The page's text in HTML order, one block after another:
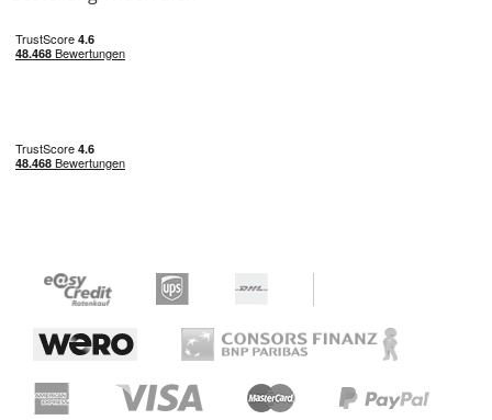
Einen Gurt oder einen Satz Saiten kann man
im Koffer unterbringen. Sonst besser nichts,
weil alles außer dem Bass lose im Koffer
zufrieden. Weil er kleiner ist als ein Standard-
Bass-Koffer, ist er leichter zu handhaben. Mit
Schön ist der kleine Ledergurt mit
Druckknopf, der den Hals in seiner Position
hält. Der Lösungsmittelgeruch ist nicht sooo
schlimm. Diesen Koffer kann man ohne
weiteres kaufen. Wenn man das Geld dafür
ausgeben will. Denn für das, was dieser